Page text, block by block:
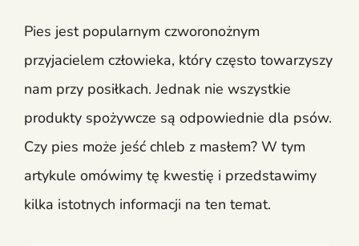
Pies jest popularnym czworonożnym
przyjacielem człowieka, który często towarzyszy
nam przy posiłkach. Jednak nie wszystkie
produkty spożywcze są odpowiednie dla psów.
Czy pies może jeść chleb z masłem? W tym
artykule omówimy tę kwestię i przedstawimy
kilka istotnych informacji na ten temat.